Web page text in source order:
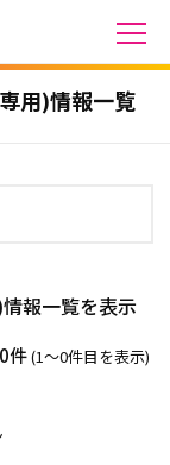
用)情報一覧
報一覧を表示
0件(1〜0件目を表示)